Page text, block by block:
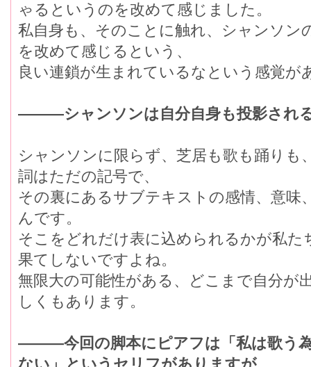
ゃるというのを改めて感じました。
私自身も、そのことに触れ、シャンソン
を改めて感じるという、
良い連鎖が生まれているなという感覚が
―――シャンソンは自分自身も投影され
シャンソンに限らず、芝居も歌も踊りも
詞はただの記号で、
その裏にあるサブテキストの感情、意味
んです。
そこをどれだけ表に込められるかが私
果てしないですよね。
無限大の可能性がある、どこまで自分が
しくもあります。
―――今回の脚本にピアフは「私は歌う